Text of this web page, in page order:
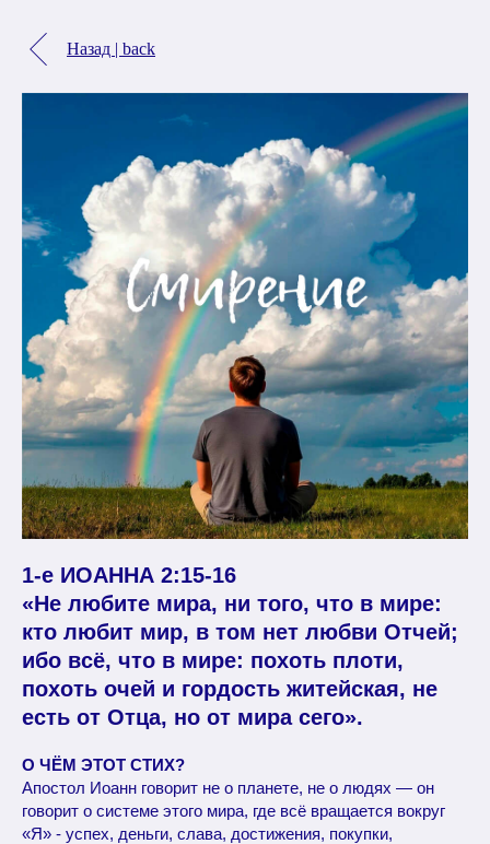
Назад | back
1-е ИОАННА 2:15-16
«Не любите мира, ни того, что в мире:
кто любит мир, в том нет любви Отчей;
ибо всё, что в мире: похоть плоти,
похоть очей и гордость житейская, не
есть от Отца, но от мира сего».
О ЧЁМ ЭТОТ СТИХ?
Апостол Иоанн говорит не о планете, не о людях — он
говорит о системе этого мира, где всё вращается вокруг
«Я» - успех, деньги, слава, достижения, покупки,